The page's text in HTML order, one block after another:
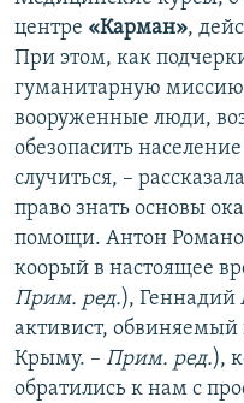
центре «Карман»,
При этом, как
гуманитарную
вооруженные люди,
обезопасить
случиться, –
право знать основы
помощи. Антон
коорый в настоящее
Прим. ред.),
активист, обвиняемый
Крыму. – Прим. ред.),
обратились к нам с